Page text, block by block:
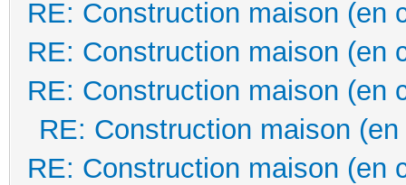
RE: Construction maison (en
RE: Construction maison (en
RE: Construction maison (en
RE: Construction maison
RE: Construction maison (en